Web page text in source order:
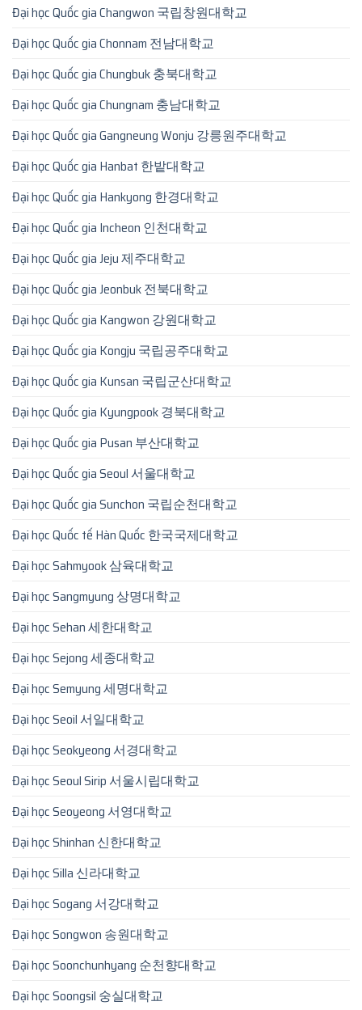
Đại học Quốc gia Changwon 국립창원대학교
Đại học Quốc gia Chonnam 전남대학교
Đại học Quốc gia Chungbuk 충북대학교
Đại học Quốc gia Chungnam 충남대학교
Đại học Quốc gia Gangneung Wonju 강릉원주대학교
Đại học Quốc gia Hanbat 한밭대학교
Đại học Quốc gia Hankyong 한경대학교
Đại học Quốc gia Incheon 인천대학교
Đại học Quốc gia Jeju 제주대학교
Đại học Quốc gia Jeonbuk 전북대학교
Đại học Quốc gia Kangwon 강원대학교
Đại học Quốc gia Kongju 국립공주대학교
Đại học Quốc gia Kunsan 국립군산대학교
Đại học Quốc gia Kyungpook 경북대학교
Đại học Quốc gia Pusan 부산대학교
Đại học Quốc gia Seoul 서울대학교
Đại học Quốc gia Sunchon 국립순천대학교
Đại học Quốc tế Hàn Quốc 한국국제대학교
Đại học Sahmyook 삼육대학교
Đại học Sangmyung 상명대학교
Đại học Sehan 세한대학교
Đại học Sejong 세종대학교
Đại học Semyung 세명대학교
Đại học Seoil 서일대학교
Đại học Seokyeong 서경대학교
Đại học Seoul Sirip 서울시립대학교
Đại học Seoyeong 서영대학교
Đại học Shinhan 신한대학교
Đại học Silla 신라대학교
Đại học Sogang 서강대학교
Đại học Songwon 송원대학교
Đại học Soonchunhyang 순천향대학교
Đại học Soongsil 숭실대학교